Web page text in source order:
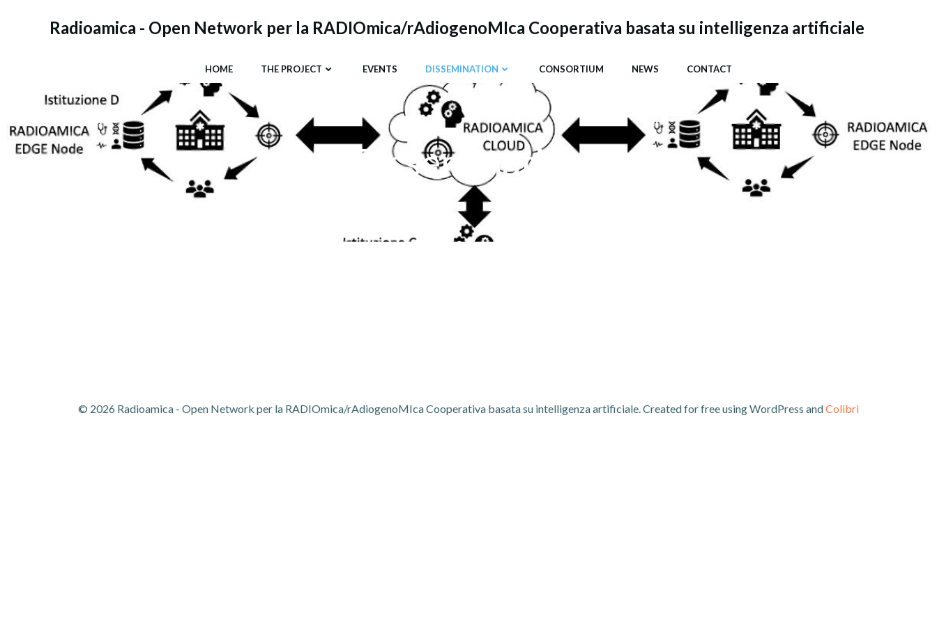
Radioamica - Open Network per la RADIOmica/rAdiogenoMIca Cooperativa basata su intelligenza artificiale
HOME THE PROJECT EVENTS DISSEMINATION CONSORTIUM NEWS CONTACT
Dissemination
© 2026 Radioamica - Open Network per la RADIOmica/rAdiogenoMIca Cooperativa basata su intelligenza artificiale. Created for free using WordPress andColibri